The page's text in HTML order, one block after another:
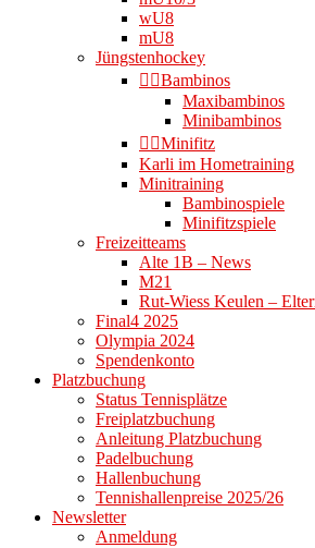
wU8
mU8
Jüngstenhockey
👉🏻Bambinos
Maxibambinos
Minibambinos
👉🏻Minifitz
Karli im Hometraining
Minitraining
Bambinospiele
Minifitzspiele
Freizeitteams
Alte 1B – News
M21
Rut-Wiess Keulen –
Final4 2025
Olympia 2024
Spendenkonto
Platzbuchung
Status Tennisplätze
Freiplatzbuchung
Anleitung Platzbuchung
Padelbuchung
Hallenbuchung
Tennishallenpreise 2025/26
Newsletter
Anmeldung